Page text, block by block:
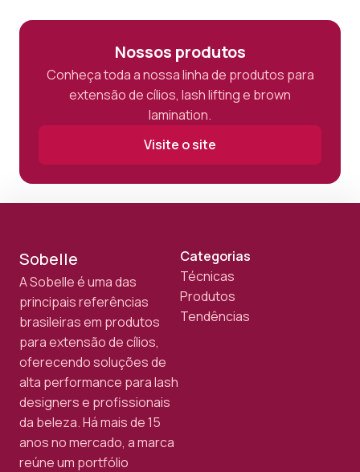
Nossos produtos
Conheça toda a nossa linha de produtos para
extensão de cílios, lash lifting e brown
lamination.
Visite o site
Sobelle
A Sobelle é uma das
principais referências
brasileiras em produtos
para extensão de cílios,
oferecendo soluções de
alta performance para lash
designers e profissionais
da beleza. Há mais de 15
anos no mercado, a marca
reúne um portfólio
Categorias
Técnicas
Produtos
Tendências